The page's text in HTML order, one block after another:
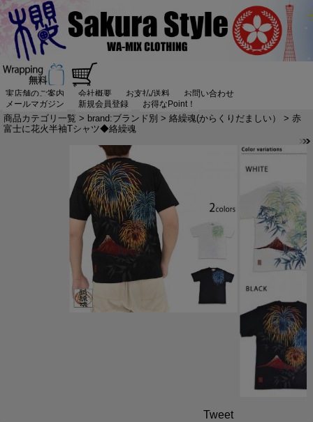
実店舗のご案内 会社概要 お支払/送料
お問い合わせ
メールマガジン
新規会員登録 お得なPoint！
商品カテゴリ一覧 > brand:ブランド別 > 絡繰魂(からくりだましい）
> 赤
富士に花火半袖Tシャツ◆絡繰魂
Tweet